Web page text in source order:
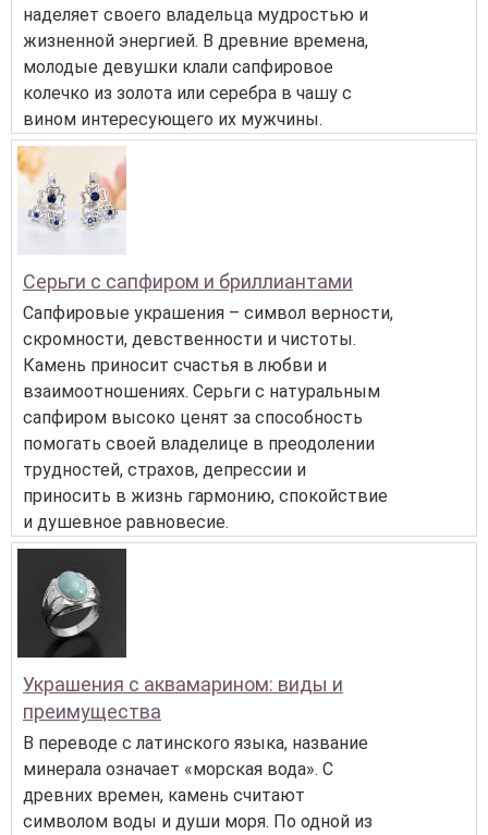
наделяет своего владельца мудростью и
жизненной энергией. В древние времена,
молодые девушки клали сапфировое
колечко из золота или серебра в чашу с
вином интересующего их мужчины.
Серьги с сапфиром и бриллиантами
Сапфировые украшения – символ верности,
скромности, девственности и чистоты.
Камень приносит счастья в любви и
взаимоотношениях. Серьги с натуральным
сапфиром высоко ценят за способность
помогать своей владелице в преодолении
трудностей, страхов, депрессии и
приносить в жизнь гармонию, спокойствие
и душевное равновесие.
Украшения с аквамарином: виды и
преимущества
В переводе с латинского языка, название
минерала означает «морская вода». С
древних времен, камень считают
символом воды и души моря. По одной из